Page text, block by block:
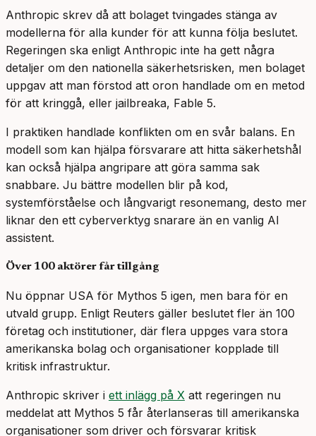
Anthropic skrev då att bolaget tvingades stänga av
modellerna för alla kunder för att kunna följa beslutet.
Regeringen ska enligt Anthropic inte ha gett några
detaljer om den nationella säkerhetsrisken, men bolaget
uppgav att man förstod att oron handlade om en metod
för att kringgå, eller jailbreaka, Fable 5.
I praktiken handlade konflikten om en svår balans. En
modell som kan hjälpa försvarare att hitta säkerhetshål
kan också hjälpa angripare att göra samma sak
snabbare. Ju bättre modellen blir på kod,
systemförståelse och långvarigt resonemang, desto mer
liknar den ett cyberverktyg snarare än en vanlig AI
assistent.
Över 100 aktörer får tillgång
Nu öppnar USA för Mythos 5 igen, men bara för en
utvald grupp. Enligt Reuters gäller beslutet fler än 100
företag och institutioner, där flera uppges vara stora
amerikanska bolag och organisationer kopplade till
kritisk infrastruktur.
Anthropic skriver i ett inlägg på X att regeringen nu
meddelat att Mythos 5 får återlanseras till amerikanska
organisationer som driver och försvarar kritisk